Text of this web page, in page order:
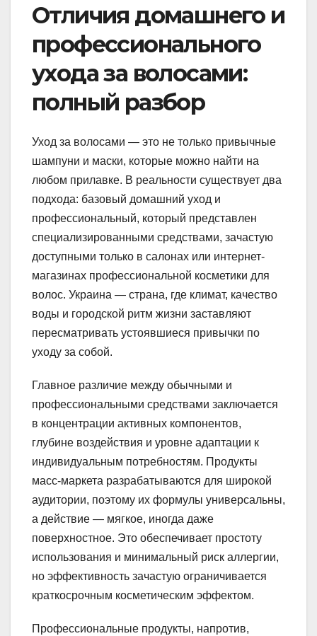
Отличия домашнего и
профессионального
ухода за волосами:
полный разбор
Уход за волосами — это не только привычные
шампуни и маски, которые можно найти на
любом прилавке. В реальности существует два
подхода: базовый домашний уход и
профессиональный, который представлен
специализированными средствами, зачастую
доступными только в салонах или интернет-
магазинах профессиональной косметики для
волос. Украина — страна, где климат, качество
воды и городской ритм жизни заставляют
пересматривать устоявшиеся привычки по
уходу за собой.
Главное различие между обычными и
профессиональными средствами заключается
в концентрации активных компонентов,
глубине воздействия и уровне адаптации к
индивидуальным потребностям. Продукты
масс-маркета разрабатываются для широкой
аудитории, поэтому их формулы универсальны,
а действие — мягкое, иногда даже
поверхностное. Это обеспечивает простоту
использования и минимальный риск аллергии,
но эффективность зачастую ограничивается
краткосрочным косметическим эффектом.
Профессиональные продукты, напротив,